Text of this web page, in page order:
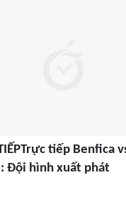
tiếp Benfica
Đội hình xuất phát